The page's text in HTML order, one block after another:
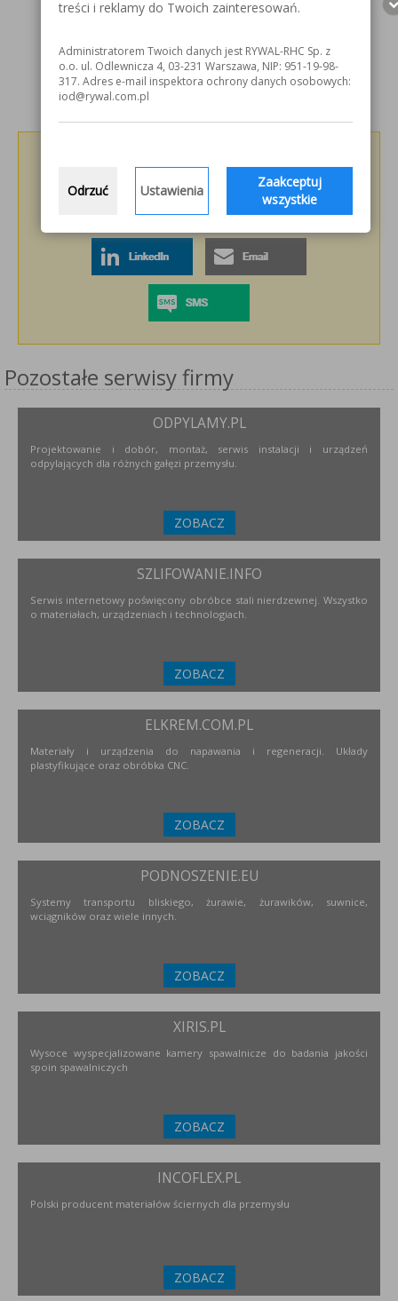
Podziel się z innymi!
Pozostałe serwisy firmy
ODPYLAMY.PL
Projektowanie i dobór, montaż, serwis instalacji i urządzeń
odpylających dla różnych gałęzi przemysłu.
ZOBACZ
SZLIFOWANIE.INFO
Serwis internetowy poświęcony obróbce stali nierdzewnej. Wszystko
o materiałach, urządzeniach i technologiach.
ZOBACZ
ELKREM.COM.PL
Materiały i urządzenia do napawania i regeneracji. Układy
plastyfikujące oraz obróbka CNC.
ZOBACZ
PODNOSZENIE.EU
Systemy transportu bliskiego, żurawie, żurawików, suwnice,
wciągników oraz wiele innych.
ZOBACZ
XIRIS.PL
Wysoce wyspecjalizowane kamery spawalnicze do badania jakości
spoin spawalniczych
ZOBACZ
INCOFLEX.PL
Polski producent materiałów ściernych dla przemysłu
ZOBACZ
treści i reklamy do Twoich zainteresowań.
Administratorem Twoich danych jest RYWAL-RHC Sp. z
o.o. ul. Odlewnicza 4, 03-231 Warszawa, NIP: 951-19-98-
317. Adres e-mail inspektora ochrony danych osobowych:
iod@rywal.com.pl
Odrzuć Ustawienia
Zaakceptuj
wszystkie